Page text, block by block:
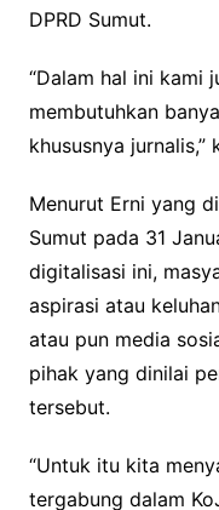
DPRD Sumut.
“Dalam hal ini kami
membutuhkan
khususnya jurnalis,”
Menurut Erni yang
Sumut pada 31
digitalisasi ini,
aspirasi atau
atau pun media
pihak yang dinilai
tersebut.
“Untuk itu kita
tergabung dalam